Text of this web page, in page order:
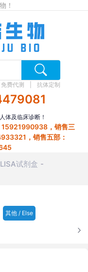
！
免费代测 抗体定制
体及临床诊断！
，销售三
，销售五部：
试剂盒
其他 / Else